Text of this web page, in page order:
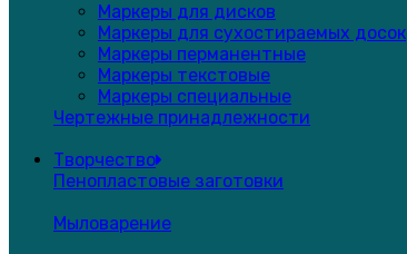
Маркеры для дисков
Маркеры для сухостираемых досок
Маркеры перманентные
Маркеры текстовые
Маркеры специальные
Чертежные принадлежности
Творчество
Пенопластовые заготовки
Мыловарение